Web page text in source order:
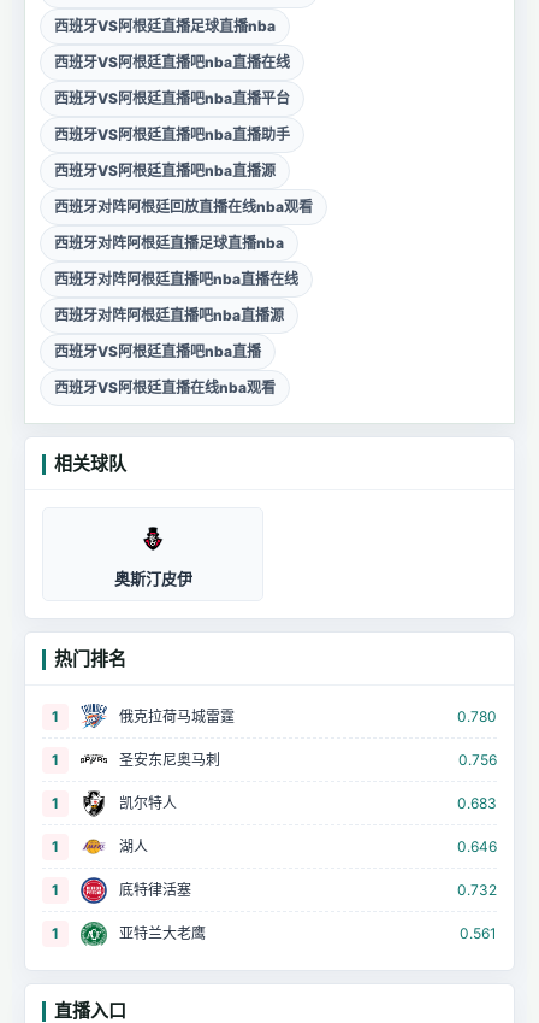
西班牙VS阿根廷直播足球直播nba
西班牙VS阿根廷直播吧nba直播在线
西班牙VS阿根廷直播吧nba直播平台
西班牙VS阿根廷直播吧nba直播助手
西班牙VS阿根廷直播吧nba直播源
西班牙对阵阿根廷回放直播在线nba观看
西班牙对阵阿根廷直播足球直播nba
西班牙对阵阿根廷直播吧nba直播在线
西班牙对阵阿根廷直播吧nba直播源
西班牙VS阿根廷直播吧nba直播
西班牙VS阿根廷直播在线nba观看
相关球队
奥斯汀皮伊
热门排名
1 俄克拉荷马城雷霆 0.780
1 圣安东尼奥马刺 0.756
1 凯尔特人 0.683
1 湖人 0.646
1 底特律活塞 0.732
1 亚特兰大老鹰 0.561
直播入口